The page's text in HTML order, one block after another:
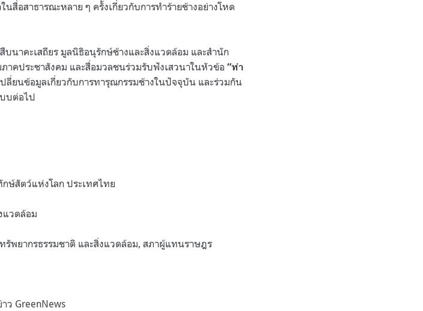
สื่อสาธารณะหลาย ๆ ครั้งเกี่ยวกับการทำร้ายช้างอย่างโหด
นาคะเสถียร มูลนิธิอนุรักษ์ช้างและสิ่งแวดล้อม และสำนัก
าคประชาสังคม และสื่อมวลชนร่วมรับฟังเสวนาในหัวข้อ “ทำ
ปลี่ยนข้อมูลเกี่ยวกับการทารุณกรรมช้างในปัจจุบัน และร่วมกัน
บต่อไป
ษ์สัตว์แห่งโลก ประเทศไทย
แวดล้อม
พยากรธรรมชาติ และสิ่งแวดล้อม, สภาผู้แทนราษฎร
ว GreenNews